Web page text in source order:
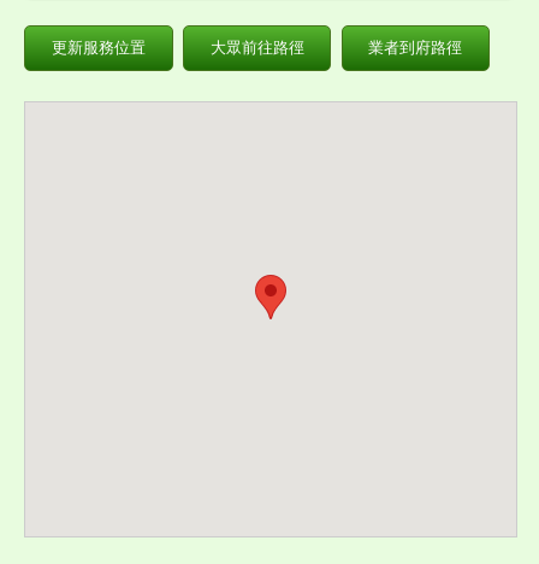
更新服務位置 大眾前往路徑 業者到府路徑